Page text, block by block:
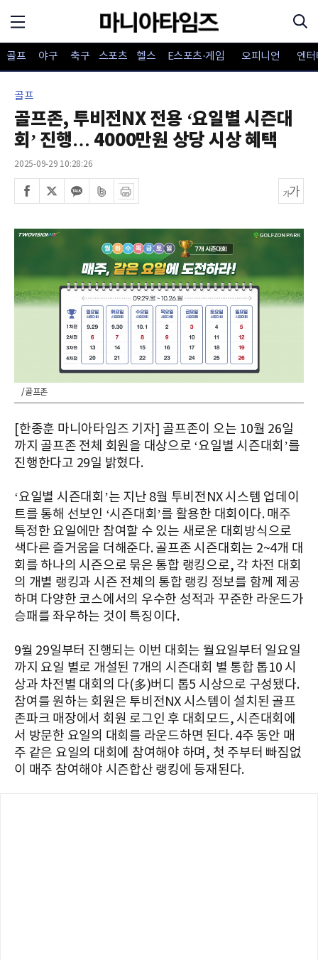
골프 야구 축구 스포츠 헬스 E스포츠·게임 오피니언 엔
골프
골프존, 투비전NX 전용 ‘요일별 시즌대
회’ 진행… 4000만원 상당 시상 혜택
2025-09-29 10:28:26
/골프존
[한종훈 마니아타임즈 기자] 골프존이 오는 10월 26일
까지 골프존 전체 회원을 대상으로 ‘요일별 시즌대회’를
진행한다고 29일 밝혔다.
‘요일별 시즌대회’는 지난 8월 투비전NX 시스템 업데이
트를 통해 선보인 ‘시즌대회’를 활용한 대회이다. 매주
특정한 요일에만 참여할 수 있는 새로운 대회방식으로
색다른 즐거움을 더해준다. 골프존 시즌대회는 2~4개 대
회를 하나의 시즌으로 묶은 통합 랭킹으로, 각 차전 대회
의 개별 랭킹과 시즌 전체의 통합 랭킹 정보를 함께 제공
하며 다양한 코스에서의 우수한 성적과 꾸준한 라운드가
승패를 좌우하는 것이 특징이다.
9월 29일부터 진행되는 이번 대회는 월요일부터 일요일
까지 요일 별로 개설된 7개의 시즌대회 별 통합 톱10 시
상과 차전별 대회의 다(多)버디 톱5 시상으로 구성됐다.
참여를 원하는 회원은 투비전NX 시스템이 설치된 골프
존파크 매장에서 회원 로그인 후 대회모드, 시즌대회에
서 방문한 요일의 대회를 라운드하면 된다. 4주 동안 매
주 같은 요일의 대회에 참여해야 하며, 첫 주부터 빠짐없
이 매주 참여해야 시즌합산 랭킹에 등재된다.